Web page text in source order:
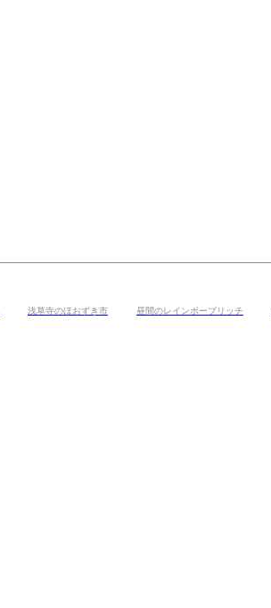
浅草寺のほおずき市 昼間のレインボーブリッチ